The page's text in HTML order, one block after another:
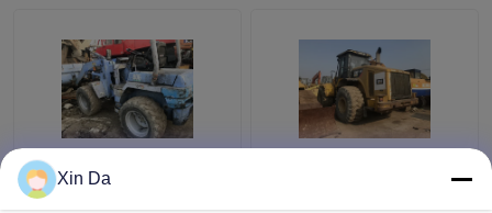
Máy xúc bánh lốp nhỏ
sử dụng TCM 806 Máy
Nhật Bản được sử dụng
Xin Da